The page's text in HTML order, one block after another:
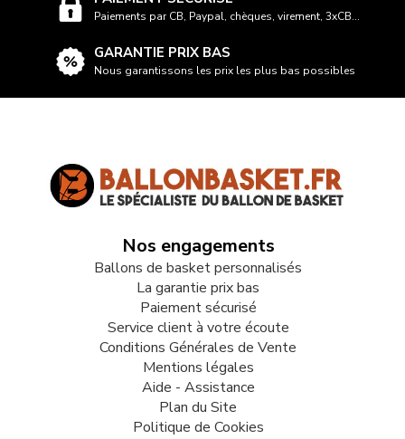
Paiements par CB, Paypal, chèques, virement, 3xCB...
GARANTIE PRIX BAS
Nous garantissons les prix les plus bas possibles
Nos engagements
Ballons de basket personnalisés
La garantie prix bas
Paiement sécurisé
Service client à votre écoute
Conditions Générales de Vente
Mentions légales
Aide - Assistance
Plan du Site
Politique de Cookies